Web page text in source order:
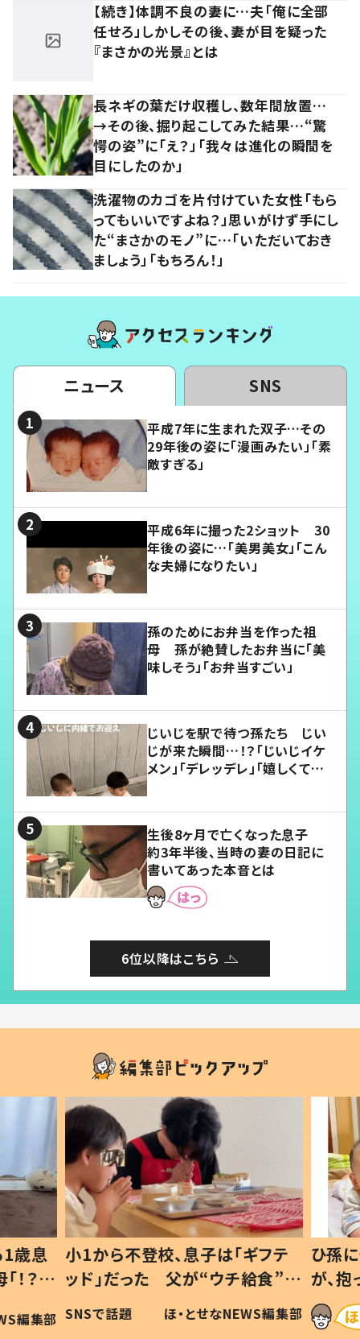
【続き】体調不良の妻に…夫「俺に全部
任せろ」しかしその後、妻が目を疑った
『まさかの光景』とは
長ネギの葉だけ収穫し、数年間放置…
→その後、掘り起こしてみた結果…“驚
愕の姿”に「え？」「我々は進化の瞬間を
目にしたのか」
洗濯物のカゴを片付けていた女性「もら
ってもいいですよね？」思いがけず手にし
た“まさかのモノ”に…「いただいておき
ましょう」「もちろん！」
ニュース SNS
平成7年に生まれた双子…その
29年後の姿に「漫画みたい」「素
敵すぎる」
平成6年に撮った2ショット 30
年後の姿に…「美男美女」「こん
な夫婦になりたい」
孫のためにお弁当を作った祖
母 孫が絶賛したお弁当に「美
味しそう」「お弁当すごい」
じいじを駅で待つ孫たち じい
じが来た瞬間…！？「じいじイケ
メン」「デレッデレ」「嬉しくて可
生後8ヶ月で亡くなった息子
約3年半後、当時の妻の日記に
書いてあった本音とは
6位以降はこちら
歳息
？」
編集部
小1から不登校、息子は「ギフテ
ッド」だった 父が“ウチ給食”を
作り続ける理由とは #令和の親
#令和の子
SNSで話題 ほ・とせなNEWS編集部
ひ孫
が、
「涙
い」